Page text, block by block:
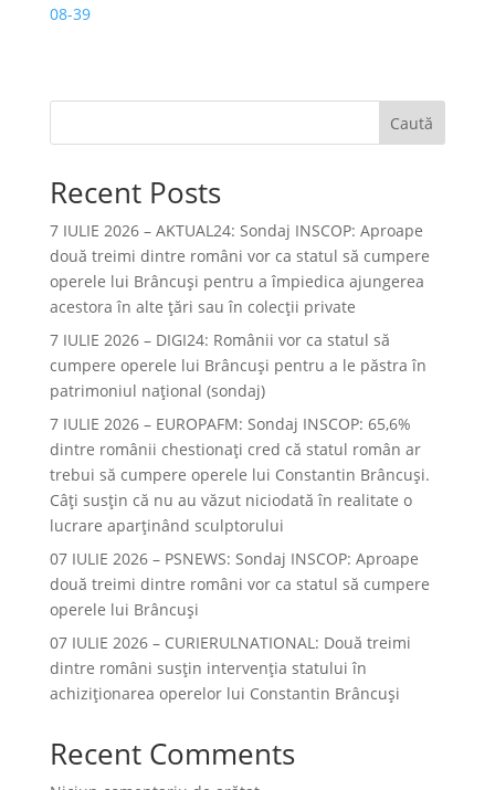
08-39
Caută
Recent Posts
7 IULIE 2026 – AKTUAL24: Sondaj INSCOP: Aproape
două treimi dintre români vor ca statul să cumpere
operele lui Brâncuşi pentru a împiedica ajungerea
acestora în alte ţări sau în colecţii private
7 IULIE 2026 – DIGI24: Românii vor ca statul să
cumpere operele lui Brâncuși pentru a le păstra în
patrimoniul național (sondaj)
7 IULIE 2026 – EUROPAFM: Sondaj INSCOP: 65,6%
dintre românii chestionați cred că statul român ar
trebui să cumpere operele lui Constantin Brâncuși.
Câți susțin că nu au văzut niciodată în realitate o
lucrare aparținând sculptorului
07 IULIE 2026 – PSNEWS: Sondaj INSCOP: Aproape
două treimi dintre români vor ca statul să cumpere
operele lui Brâncuși
07 IULIE 2026 – CURIERULNATIONAL: Două treimi
dintre români susțin intervenția statului în
achiziționarea operelor lui Constantin Brâncuși
Recent Comments